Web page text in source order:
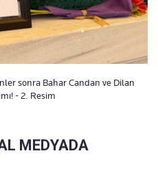
sonra Bahar Candan ve Dilan
- 2. Resim
MEDYADA